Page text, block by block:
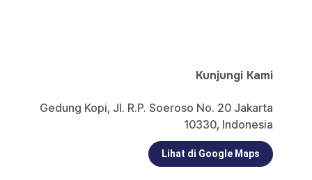
Kunjungi Kami
Gedung Kopi, Jl. R.P. Soeroso No. 20 Jakarta
10330, Indonesia
Lihat di Google Maps